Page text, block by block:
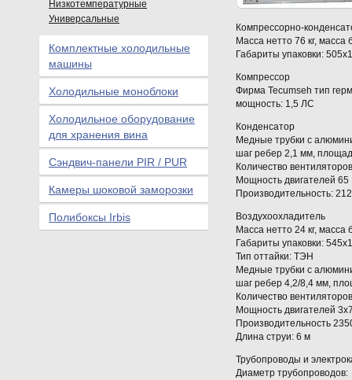
Компрессорно-
Масса нетто 76 кг, масса
Габариты упаковки:
Компрессор
Фирма Tecumseh тип
мощность: 1,5 ЛС
Конденсатор
Медные трубки с
шаг ребер 2,1 мм,
Количество
Мощность двигателей 65
Производительность:
Воздухоохладитель
Масса нетто 24 кг, масса
Габариты упаковки:
Тип оттайки: ТЭН
Медные трубки с
шаг ребер 4,2/8,4 мм,
Количество
Мощность двигателей
Производительность
Длина струи: 6 м
Трубопроводы и
Диаметр трубопроводов:
Низкотемпературные
Универсальные
Комплектные холодильные
машины
Холодильные моноблоки
Холодильное оборудование
для хранения вина
Сэндвич-панели PIR / PUR
Камеры шоковой заморозки
Полибоксы Irbis